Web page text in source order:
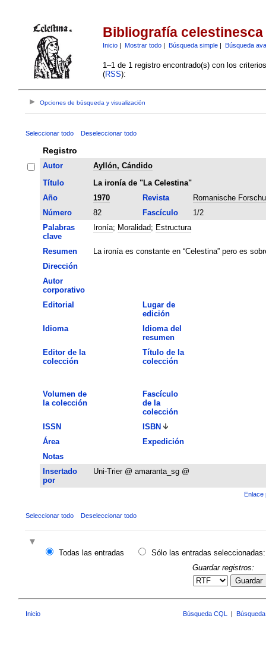
Bibliografía celestinesca
Inicio| Mostrar todo| Búsqueda simple| Búsqueda
1–1 de 1 registro encontrado(s) con los
(RSS):
Opciones de búsqueda y visualización
Seleccionar todo Deseleccionar todo
Registro
Autor
Ayllón, Cándido
Título
La ironía de "La Celestina"
Año
1970 Revista
Romanische
Número
82 Fascículo
1/2
Palabras
clave
Ironía; Moralidad; Estructura
Resumen
La ironía es constante en “Celestina” pero es
Dirección
Autor
corporativo
Editorial
Lugar de
edición
Idioma
Idioma del
resumen
Editor de la
colección
Título de la
colección
Volumen de
la colección
Fascículo
de la
colección
ISSN
ISBN
Área
Expedición
Notas
Insertado
por
Uni-Trier @ amaranta_sg @
Enlace
Seleccionar todo Deseleccionar todo
Todas las entradas
Sólo las entradas seleccionadas:
Guardar registros:
Guardar
Inicio Búsqueda CQL